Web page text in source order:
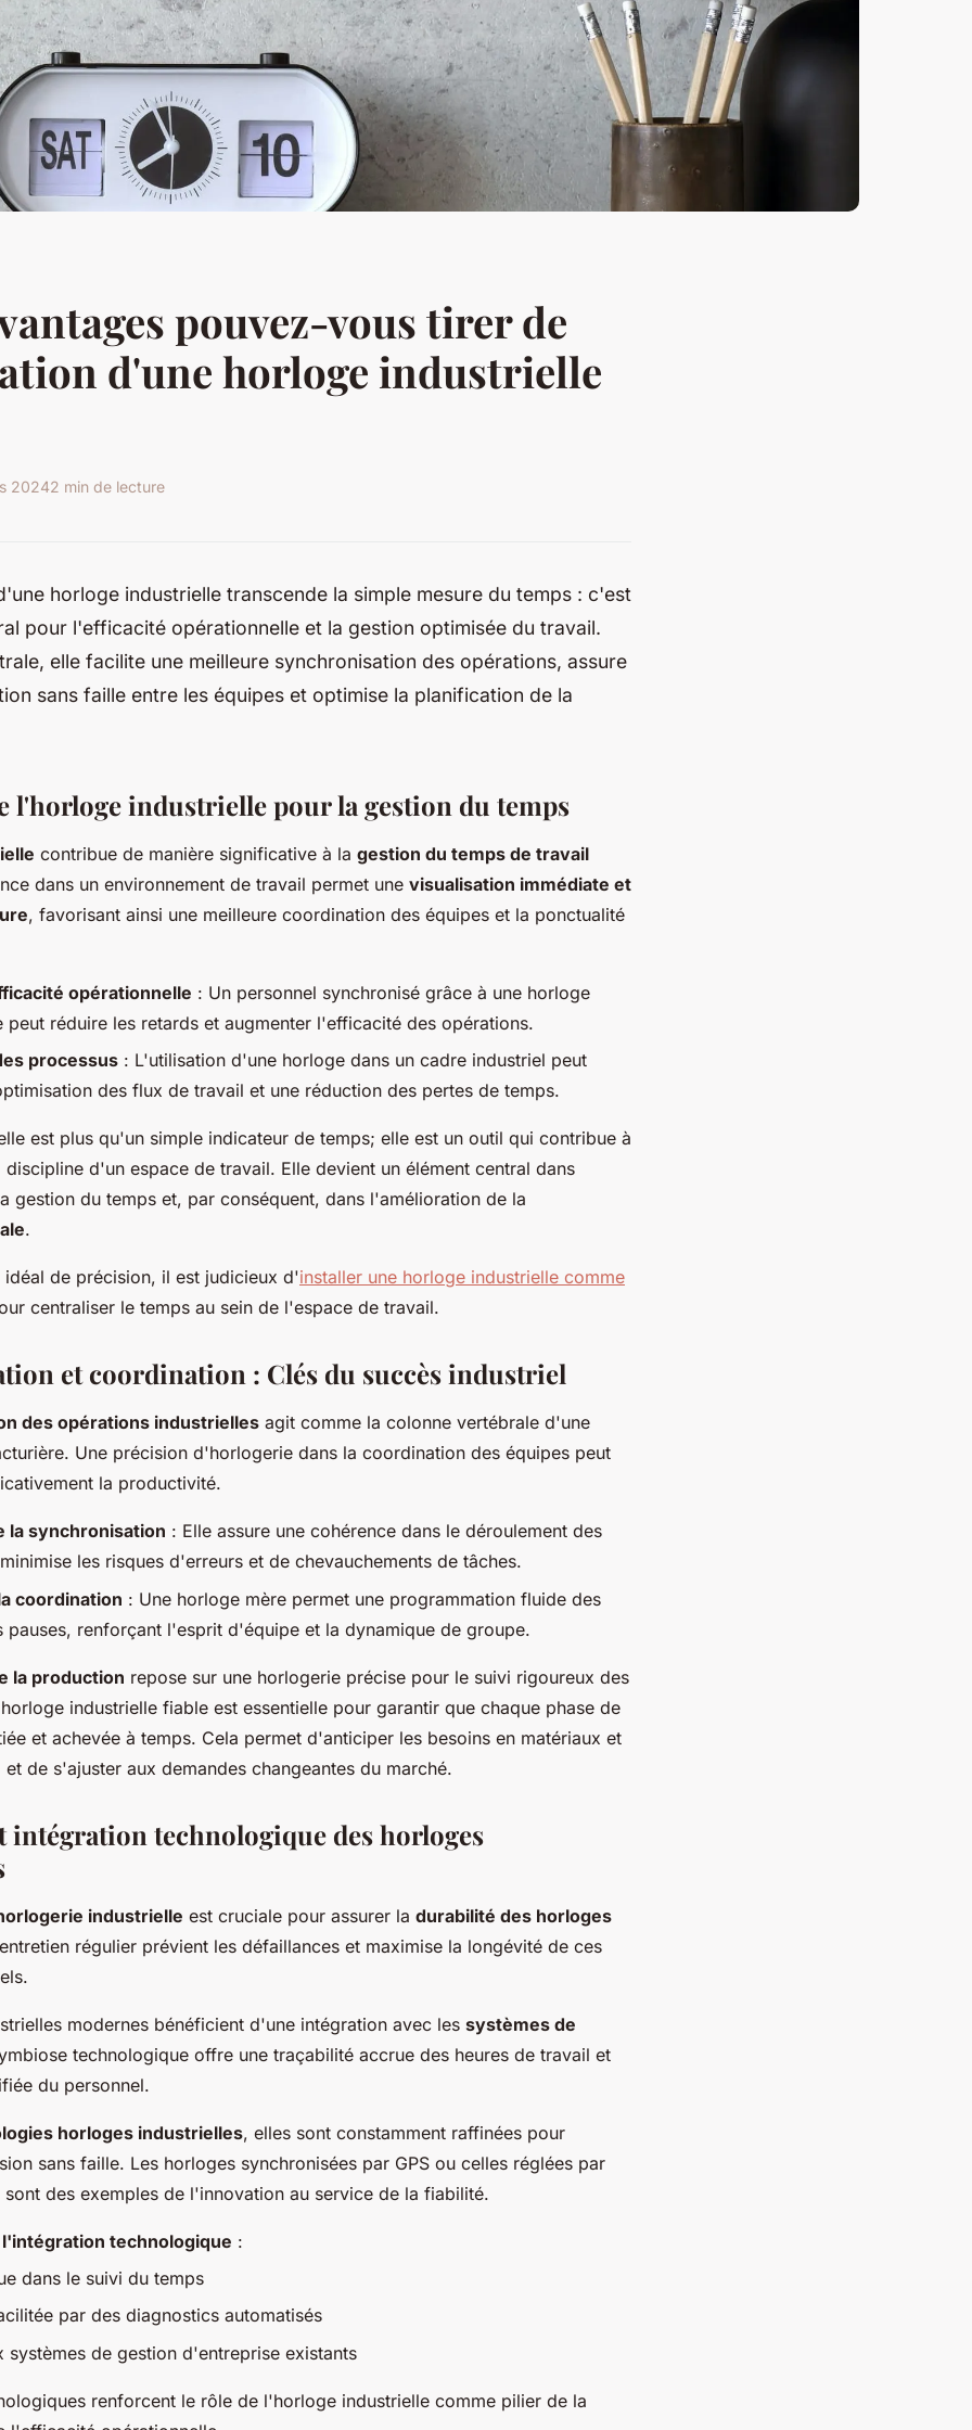
pouvez-vous tirer de
d'une horloge industrielle
20242 min de lecture
horloge industrielle transcende la simple mesure du temps : c'est
pour l'efficacité opérationnelle et la gestion optimisée du travail.
elle facilite une meilleure synchronisation des opérations, assure
sans faille entre les équipes et optimise la planification de la
l'horloge industrielle pour la gestion du temps
contribue de manière significative à la gestion du temps de travail
dans un environnement de travail permet une visualisation immédiate et
, favorisant ainsi une meilleure coordination des équipes et la ponctualité
opérationnelle : Un personnel synchronisé grâce à une horloge
peut réduire les retards et augmenter l'efficacité des opérations.
processus : L'utilisation d'une horloge dans un cadre industriel peut
des flux de travail et une réduction des pertes de temps.
est plus qu'un simple indicateur de temps; elle est un outil qui contribue à
d'un espace de travail. Elle devient un élément central dans
gestion du temps et, par conséquent, dans l'amélioration de la
.
idéal de précision, il est judicieux d'installer une horloge industrielle comme
centraliser le temps au sein de l'espace de travail.
et coordination : Clés du succès industriel
des opérations industrielles agit comme la colonne vertébrale d'une
Une précision d'horlogerie dans la coordination des équipes peut
la productivité.
la synchronisation : Elle assure une cohérence dans le déroulement des
les risques d'erreurs et de chevauchements de tâches.
coordination : Une horloge mère permet une programmation fluide des
pauses, renforçant l'esprit d'équipe et la dynamique de groupe.
la production repose sur une horlogerie précise pour le suivi rigoureux des
industrielle fiable est essentielle pour garantir que chaque phase de
et achevée à temps. Cela permet d'anticiper les besoins en matériaux et
de s'ajuster aux demandes changeantes du marché.
technologique des horloges
industrielle est cruciale pour assurer la durabilité des horloges
régulier prévient les défaillances et maximise la longévité de ces
modernes bénéficient d'une intégration avec les systèmes de
technologique offre une traçabilité accrue des heures de travail et
du personnel.
horloges industrielles, elles sont constamment raffinées pour
sans faille. Les horloges synchronisées par GPS ou celles réglées par
des exemples de l'innovation au service de la fiabilité.
technologique :
dans le suivi du temps
par des diagnostics automatisés
systèmes de gestion d'entreprise existants
renforcent le rôle de l'horloge industrielle comme pilier de la